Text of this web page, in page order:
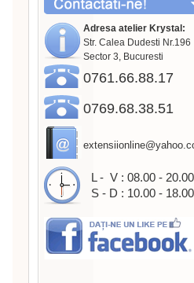
Adresa atelier Krystal:
Str. Calea Dudesti Nr.196
Sector 3, Bucuresti
0761.66.88.17
0769.68.38.51
L - V : 08.00 - 20.00
S - D : 10.00 - 18.00